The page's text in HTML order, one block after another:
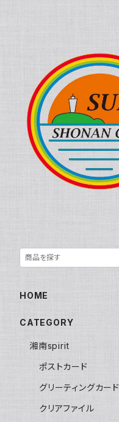
HOME
CATEGORY
湘南spirit
ポストカード
グリーティングカード
クリアファイル